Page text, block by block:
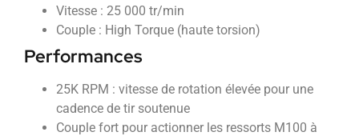
Vitesse : 25 000 tr/min
Couple : High Torque (haute torsion)
Performances
25K RPM : vitesse de rotation élevée pour une
cadence de tir soutenue
Couple fort pour actionner les ressorts M100 à